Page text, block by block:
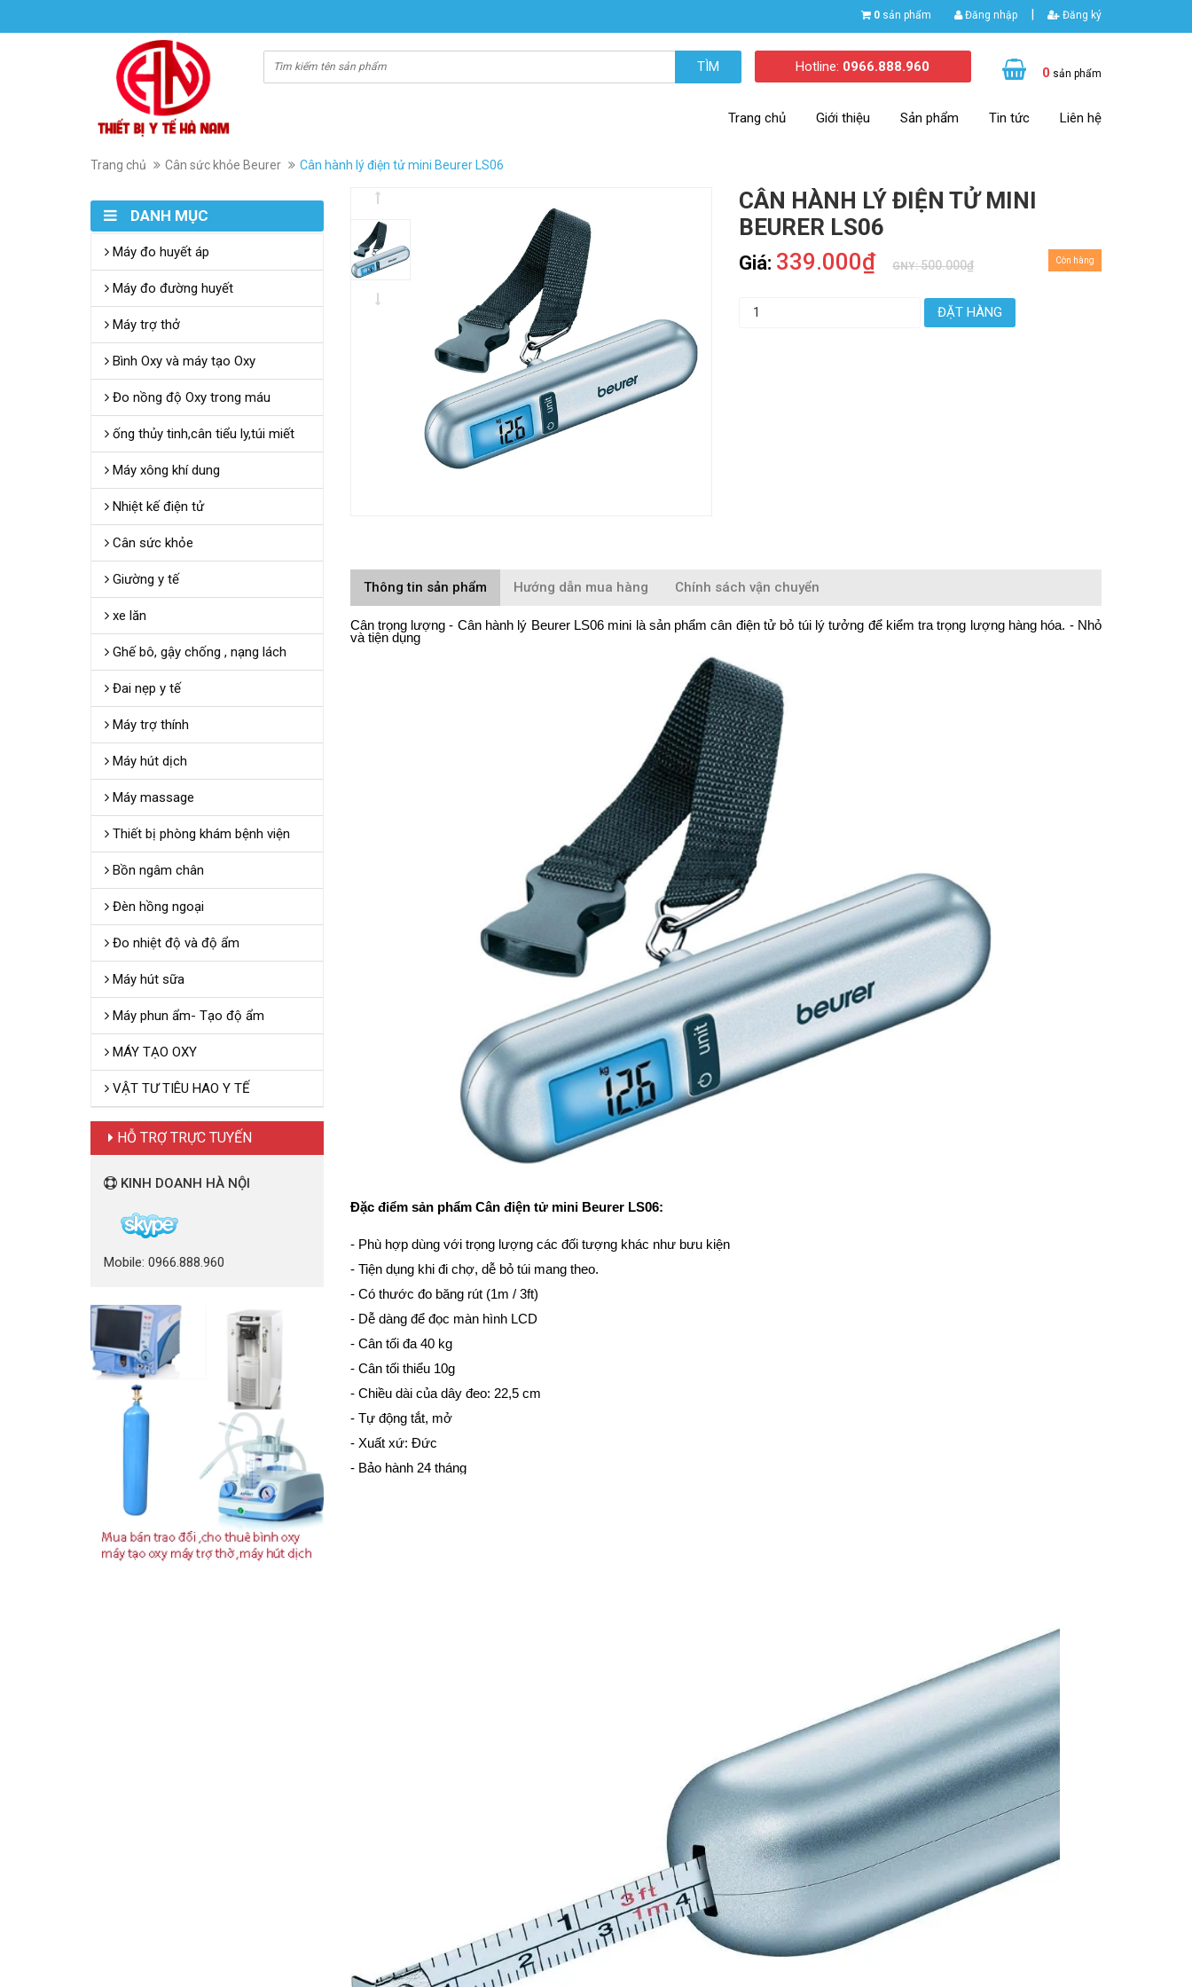
0 sản phẩm Đăng nhập | Đăng ký
TÌM Hotline: 0966.888.960 0 sản phẩm
Trang chủ Giới thiệu Sản phẩm Tin tức Liên hệ
Trang chủ Cân sức khỏe Beurer Cân hành lý điện tử mini Beurer LS06
CÂN HÀNH LÝ ĐIỆN TỬ MINI
BEURER LS06
Giá: 339.000₫ GNY:500.000₫ Còn hàng
ĐẶT HÀNG
Thông tin sản phẩm Hướng dẫn mua hàng Chính sách vận chuyển
Cân trọng lượng - Cân hành lý Beurer LS06 mini là sản phẩm cân điện tử bỏ túi lý tưởng để kiểm tra trọng lượng hàng hóa. - Nhỏ
và tiện dụng
Đặc điểm sản phẩm Cân điện tử mini Beurer LS06:
- Phù hợp dùng với trọng lượng các đối tượng khác như bưu kiện
- Tiện dụng khi đi chợ, dễ bỏ túi mang theo.
- Có thước đo băng rút (1m / 3ft)
- Dễ dàng để đọc màn hình LCD
- Cân tối đa 40 kg
- Cân tối thiểu 10g
- Chiều dài của dây đeo: 22,5 cm
- Tự động tắt, mở
- Xuất xứ: Đức
- Bảo hành 24 tháng
DANH MỤC
Máy đo huyết áp
Máy đo đường huyết
Máy trợ thở
Bình Oxy và máy tạo Oxy
Đo nồng độ Oxy trong máu
ống thủy tinh,cân tiểu ly,túi miết
Máy xông khí dung
Nhiệt kế điện tử
Cân sức khỏe
Giường y tế
xe lăn
Ghế bô, gậy chống , nạng lách
Đai nẹp y tế
Máy trợ thính
Máy hút dịch
Máy massage
Thiết bị phòng khám bệnh viện
Bồn ngâm chân
Đèn hồng ngoại
Đo nhiệt độ và độ ẩm
Máy hút sữa
Máy phun ẩm- Tạo độ ẩm
MÁY TẠO OXY
VẬT TƯ TIÊU HAO Y TẾ
HỖ TRỢ TRỰC TUYẾN
KINH DOANH HÀ NỘI
Mobile: 0966.888.960